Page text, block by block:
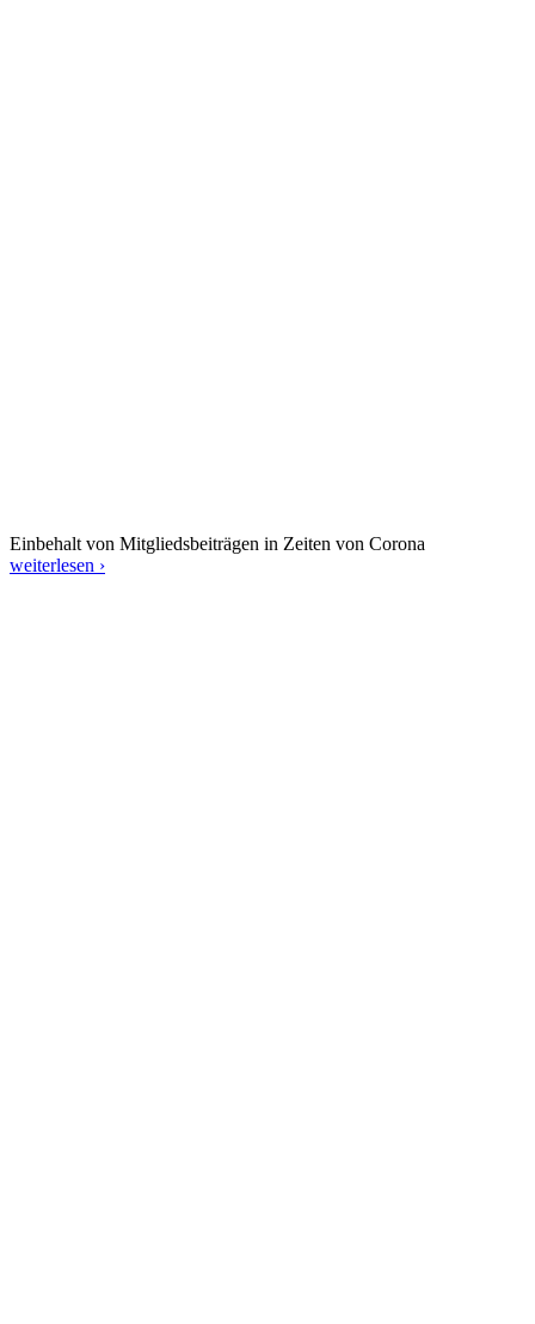
Einbehalt von Mitgliedsbeiträgen in Zeiten von Corona
weiterlesen ›